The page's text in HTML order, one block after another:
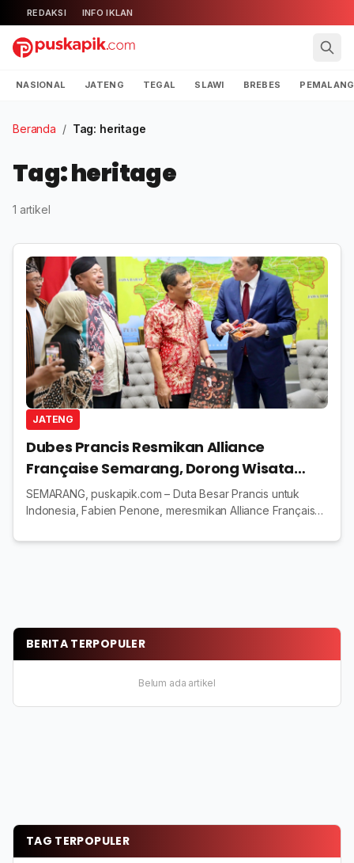
REDAKSI INFO IKLAN
NASIONAL JATENG TEGAL SLAWI BREBES PEMALANG
Beranda / Tag: heritage
Tag: heritage
1 artikel
JATENG
Dubes Prancis Resmikan Alliance
Française Semarang, Dorong Wisata
Heritage Jawa Tengah
SEMARANG, puskapik.com – Duta Besar Prancis untuk
Indonesia, Fabien Penone, meresmikan Alliance Française
kebudayaan ini menjadi bagian dari jaringan...
BERITA TERPOPULER
Belum ada artikel
TAG TERPOPULER